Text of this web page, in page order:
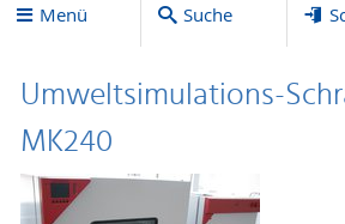
Menü Suche
Umweltsimulations-
MK240